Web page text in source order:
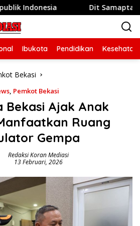
Dit Samapta Polda
Ibukota Pendidikan Kesehatan
Bekasi
, Pemkot Bekasi
Bekasi Ajak Anak
Ruang
Gempa
Redaksi Koran Mediasi
13 Februari, 2026